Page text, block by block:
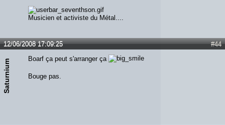
Musicien et activiste du Métal....
#44
12/06/2008 17:09:25
Saturnium Boarf ça peut s'arranger ça
Bouge pas.